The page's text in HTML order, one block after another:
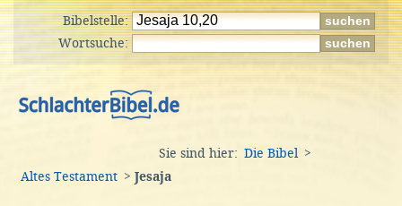
Bibelstelle:
Wortsuche:
Sie sind hier: Die Bibel
>
Altes Testament > Jesaja